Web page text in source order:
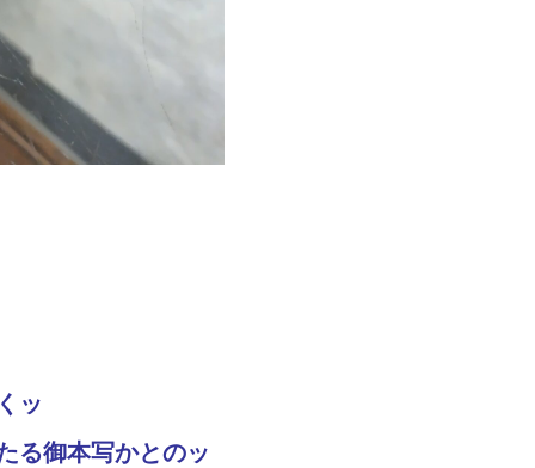
ッ
る御本写かとのッ